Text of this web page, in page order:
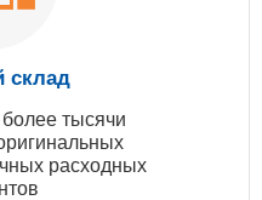
склад
тысячи
расходных